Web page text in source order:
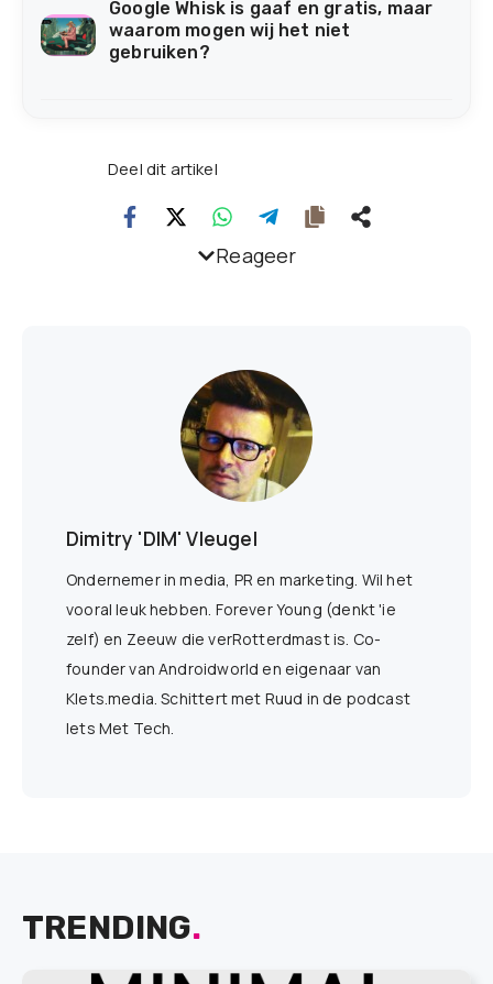
Google Whisk is gaaf en gratis, maar
waarom mogen wij het niet
gebruiken?
Deel dit artikel
Reageer
Dimitry 'DIM' Vleugel
Ondernemer in media, PR en marketing. Wil het
vooral leuk hebben. Forever Young (denkt 'ie
zelf) en Zeeuw die verRotterdmast is. Co-
founder van Androidworld en eigenaar van
Klets.media. Schittert met Ruud in de podcast
Iets Met Tech.
TRENDING.